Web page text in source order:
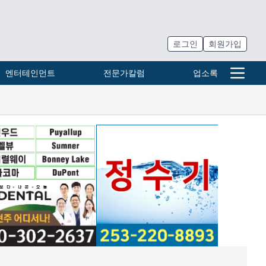
로그인 회원가입
엔터테인먼트 전문가칼럼 업소록